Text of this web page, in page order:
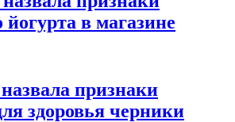
йогурта в магазине
признаки
здоровья черники